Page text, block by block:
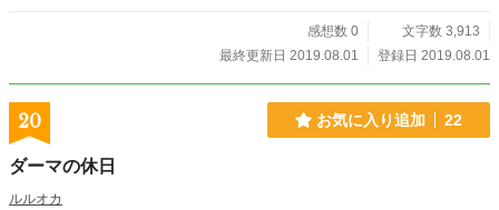
感想数 0
文字数 3,913
最終更新日 2019.08.01
登録日 2019.08.01
20 お気に入り追加 22
ダーマの休日
ルルオカ